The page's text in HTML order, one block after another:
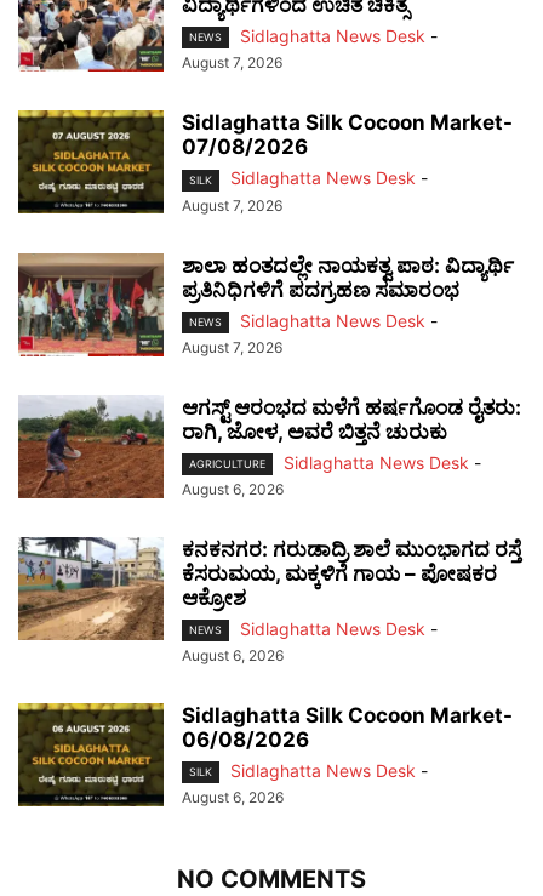
ವಿದ್ಯಾರ್ಥಿಗಳಿಂದ ಉಚಿತ ಚಿಕಿತ್ಸೆ
NEWS Sidlaghatta News Desk -
August 7, 2026
Sidlaghatta Silk Cocoon Market-
07/08/2026
SILK Sidlaghatta News Desk -
August 7, 2026
ಶಾಲಾ ಹಂತದಲ್ಲೇ ನಾಯಕತ್ವ ಪಾಠ: ವಿದ್ಯಾರ್ಥಿ
ಪ್ರತಿನಿಧಿಗಳಿಗೆ ಪದಗ್ರಹಣ ಸಮಾರಂಭ
NEWS Sidlaghatta News Desk -
August 7, 2026
ಆಗಸ್ಟ್ ಆರಂಭದ ಮಳೆಗೆ ಹರ್ಷಗೊಂಡ ರೈತರು:
ರಾಗಿ, ಜೋಳ, ಅವರೆ ಬಿತ್ತನೆ ಚುರುಕು
AGRICULTURE Sidlaghatta News Desk -
August 6, 2026
ಕನಕನಗರ: ಗರುಡಾದ್ರಿ ಶಾಲೆ ಮುಂಭಾಗದ ರಸ್ತೆ
ಕೆಸರುಮಯ, ಮಕ್ಕಳಿಗೆ ಗಾಯ – ಪೋಷಕರ
ಆಕ್ರೋಶ
NEWS Sidlaghatta News Desk -
August 6, 2026
Sidlaghatta Silk Cocoon Market-
06/08/2026
SILK Sidlaghatta News Desk -
August 6, 2026
NO COMMENTS